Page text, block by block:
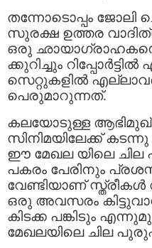
തന്നോടൊപ്പം
സുരക്ഷ ഉത്തര
ഒരു ഛായാഗ്രാഹകനെ
ക്കുറിച്ചും
സെറ്റുകളില്‍
പെരുമാറുന്നത്.
കലയോടുള്ള
സിനിമയിലേക്ക്
ഈ മേഖല യിലെ
പകരം പേരിനും
വേണ്ടിയാണ്
ഒരു അവസരം
കിടക്ക പങ്കിടും
മേഖലയിലെ ചില